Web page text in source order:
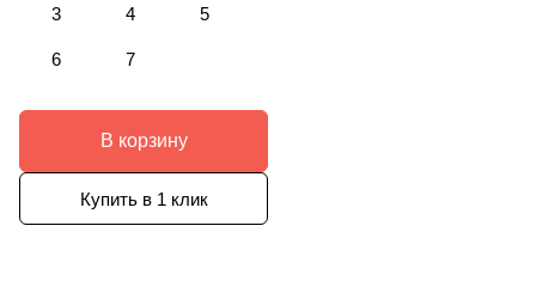
3 4 5
6 7
В корзину
Купить в 1 клик